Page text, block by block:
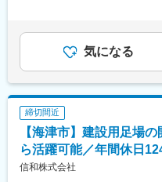
半導体／FPD／電子部品
など、今後も成長が見込
上がりで推移。5G・6G
業を支える事業ポートフ
から半導体・FPD・電子
発・製造・販売まで一貫
変更の範囲：会社の定め
・商談：車の購入をお考
お客様に対し、車を使う
もに最適なプランをご提
手続きのすべてが完了後
◎「月々コミコミ、5000
検、メンテすべて込みの
成約率も5割を超えます。
■店舗情報
接客業経験者＞【抜擢
※管理職・店長ポジショ
563万円+各種手当【ラ
円+各種手当賃金はあく
下する可能性があります
す。
気になる
締切間近
【海津市】建設用足場
ら活躍可能／年間休日
信和株式会社